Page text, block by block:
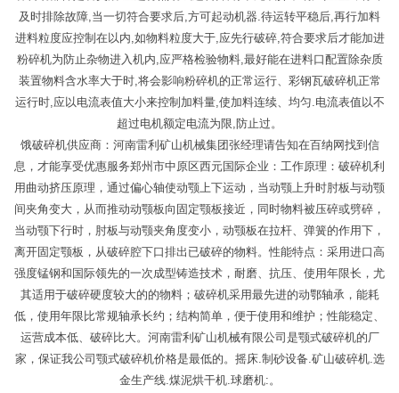
及时排除故障,当一切符合要求后,方可起动机器.待运转平稳后,再行加料
进料粒度应控制在以内,如物料粒度大于,应先行破碎,符合要求后才能加进
粉碎机为防止杂物进入机内,应严格检验物料,最好能在进料口配置除杂质
装置物料含水率大于时,将会影响粉碎机的正常运行、彩钢瓦破碎机正常
运行时,应以电流表值大小来控制加料量,使加料连续、均匀.电流表值以不
超过电机额定电流为限,防止过。
饿破碎机供应商：河南雷利矿山机械集团张经理请告知在百纳网找到信
息，才能享受优惠服务郑州市中原区西元国际企业：工作原理：破碎机利
用曲动挤压原理，通过偏心轴使动颚上下运动，当动颚上升时肘板与动颚
间夹角变大，从而推动动颚板向固定颚板接近，同时物料被压碎或劈碎，
当动颚下行时，肘板与动颚夹角度变小，动颚板在拉杆、弹簧的作用下，
离开固定颚板，从破碎腔下口排出已破碎的物料。性能特点：采用进口高
强度锰钢和国际领先的一次成型铸造技术，耐磨、抗压、使用年限长，尤
其适用于破碎硬度较大的的物料；破碎机采用最先进的动鄂轴承，能耗
低，使用年限比常规轴承长约；结构简单，便于使用和维护；性能稳定、
运营成本低、破碎比大。河南雷利矿山机械有限公司是颚式破碎机的厂
家，保证我公司颚式破碎机价格是最低的。摇床.制砂设备.矿山破碎机.选
金生产线.煤泥烘干机.球磨机:。